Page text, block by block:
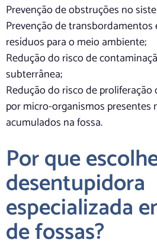
Prevenção de obstruções no
Prevenção de transbordamentos
resíduos para o meio ambiente;
Redução do risco de
subterrânea;
Redução do risco de proliferação
por micro-organismos presentes
acumulados na fossa.
Por que
desentupidora
especializada
de fossas?